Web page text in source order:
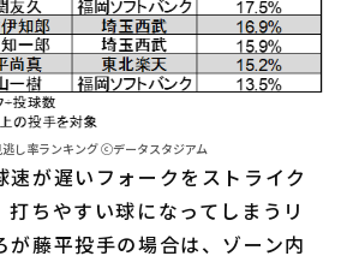
し率ランキング ⓒデータスタジアム
が遅いフォークをストライク
ちやすい球になってしまうリ
が藤平投手の場合は、ゾーン内